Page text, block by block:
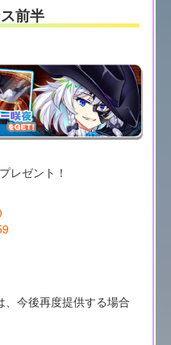
前半
レゼント！
今後再度提供する場合